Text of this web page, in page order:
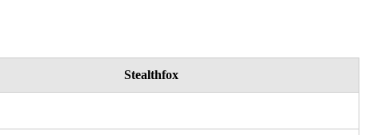
Stealthfox